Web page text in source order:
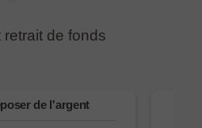
retrait de fonds
de l'argent